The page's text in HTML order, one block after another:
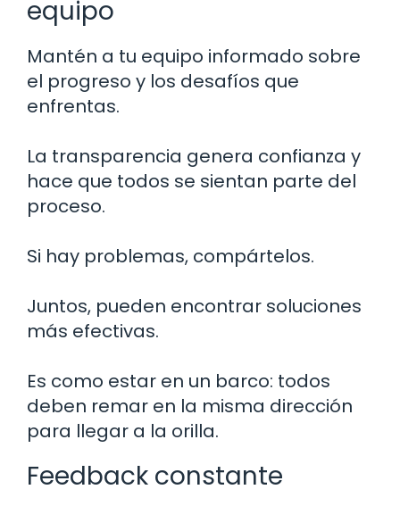
equipo
Mantén a tu equipo informado sobre
el progreso y los desafíos que
enfrentas.
La transparencia genera confianza y
hace que todos se sientan parte del
proceso.
Si hay problemas, compártelos.
Juntos, pueden encontrar soluciones
más efectivas.
Es como estar en un barco: todos
deben remar en la misma dirección
para llegar a la orilla.
Feedback constante